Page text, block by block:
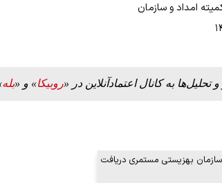
امداد و سازمان
به کانال اعتمادآنلاین در «روبیکا» و «بله
سازمان بهزیستی مستمری دریافت